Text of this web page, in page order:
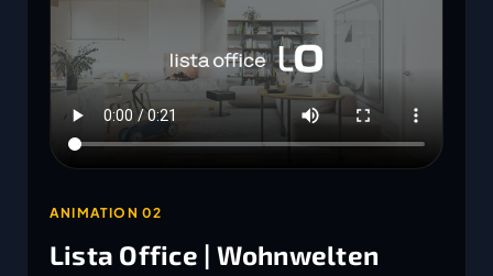
ANIMATION 02
Lista Office | Wohnwelten